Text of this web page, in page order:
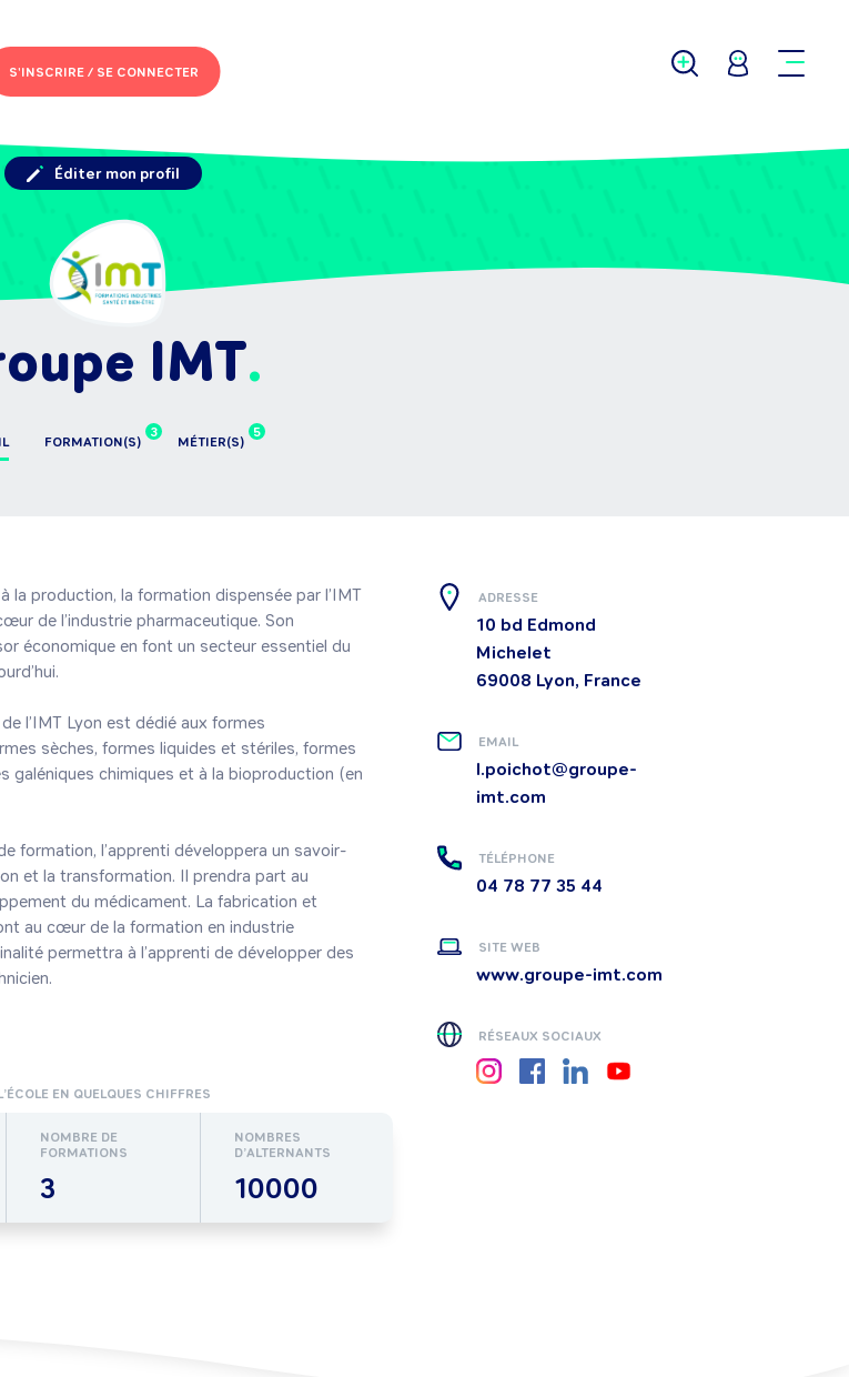
S'INSCRIRE /SE CONNECTER
IMT
3
FORMATION(S)
5
MÉTIER(S)
Éditer mon profil
la production, la formation dispensée par l’IMT
de l’industrie pharmaceutique. Son
économique en font un secteur essentiel du
l’IMT Lyon est dédié aux formes
sèches, formes liquides et stériles, formes
galéniques chimiques et à la bioproduction (en
formation, l’apprenti développera un savoir-
et la transformation. Il prendra part au
du médicament. La fabrication et
au cœur de la formation en industrie
permettra à l’apprenti de développer des
EN QUELQUES CHIFFRES
NOMBRE DE
FORMATIONS
3
NOMBRES
D’ALTERNANTS
10000
ADRESSE
10 bd Edmond
Michelet
69008 Lyon, France
EMAIL
l.poichot@groupe-
imt.com
TÉLÉPHONE
04 78 77 35 44
SITE WEB
www.groupe-imt.com
RÉSEAUX SOCIAUX